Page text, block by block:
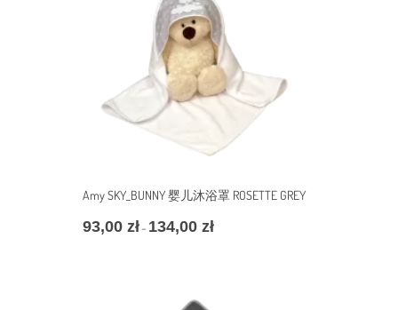
128,00 zł
Amy SKY_BUNNY 婴儿沐浴罩 ROSETTE GREY
93,00 zł– 134,00 zł价